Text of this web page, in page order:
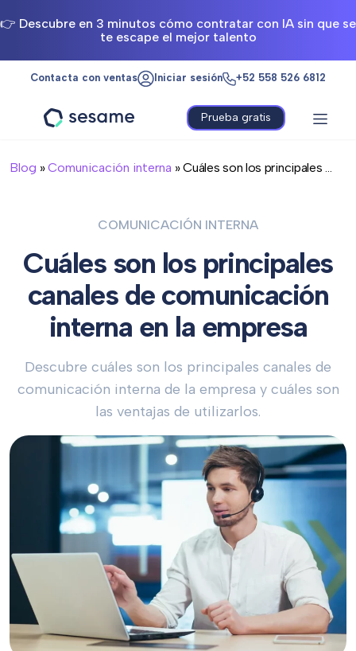
👉 Descubre en 3 minutos cómo contratar con IA sin que se
te escape el mejor talento
Contacta con ventas Iniciar sesión +52 558 526 6812
Prueba gratis
Blog »Comunicación interna » Cuáles son los principales ...
COMUNICACIÓN INTERNA
Cuáles son los principales
canales de comunicación
interna en la empresa
Descubre cuáles son los principales canales de
comunicación interna de la empresa y cuáles son
las ventajas de utilizarlos.